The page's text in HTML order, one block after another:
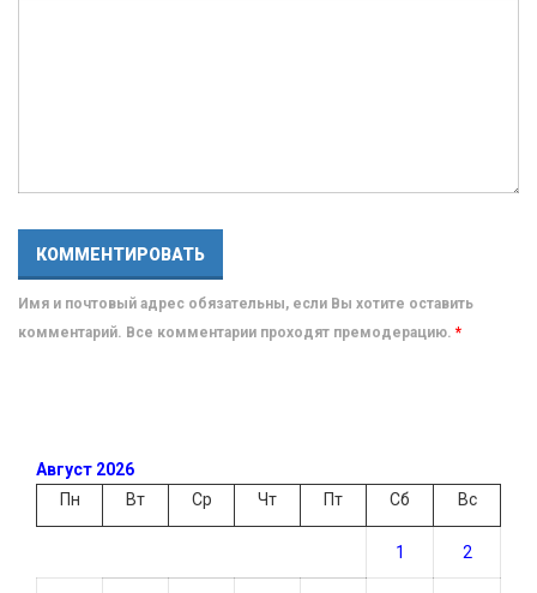
Имя и почтовый адрес обязательны, если Вы хотите оставить
комментарий. Все комментарии проходят премодерацию. *
Август 2026
Пн
Вт Ср Чт Пт Сб Вс
1 2